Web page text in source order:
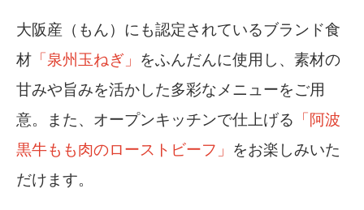
大阪産（もん）にも認定されているブランド食
材 「泉州玉ねぎ」 をふんだんに使用し、素材の
甘みや旨みを活かした多彩なメニューをご用
意。また、オープンキッチンで仕上げる 「阿波
黒牛もも肉のローストビーフ」 をお楽しみいた
だけます。